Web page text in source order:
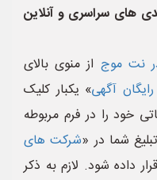
های سراسری و آنلاین
نت موج از منوی بالای
آگهی» یکبار کلیک
خود را در فرم مربوطه
شما در «شرکت های
داده شود. لازم به ذکر